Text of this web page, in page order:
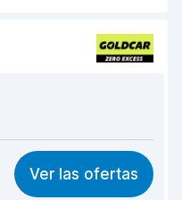
8,6
8,1
8,3
Ver las ofertas